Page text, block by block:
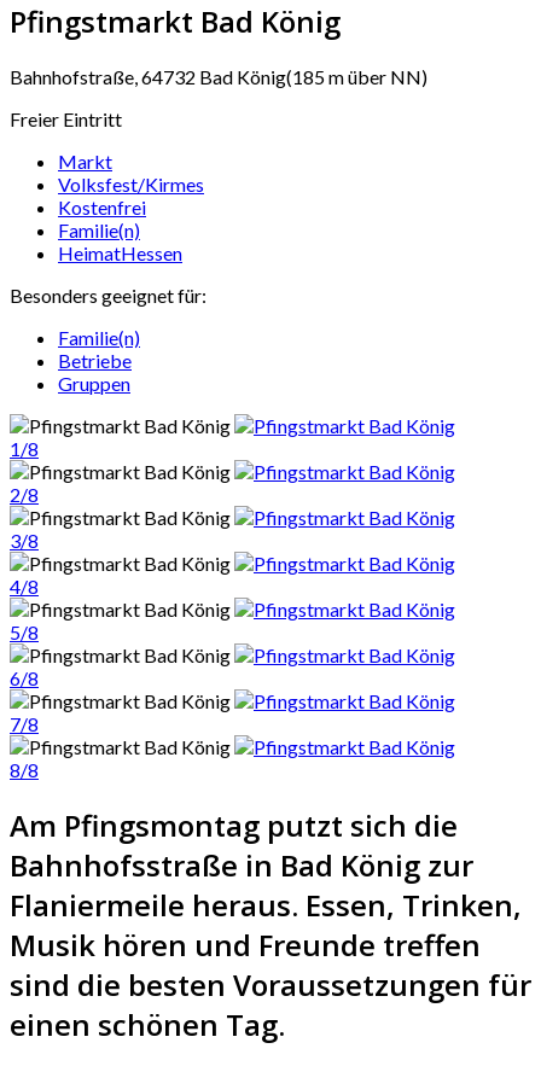
Pfingstmarkt Bad König
Bahnhofstraße, 64732 Bad König(185 m über NN)
Freier Eintritt
Markt
Volksfest/Kirmes
Kostenfrei
Familie(n)
HeimatHessen
Besonders geeignet für:
Familie(n)
Betriebe
Gruppen
1/8
2/8
3/8
4/8
5/8
6/8
7/8
8/8
Am Pfingsmontag putzt sich die
Bahnhofsstraße in Bad König zur
Flaniermeile heraus. Essen, Trinken,
Musik hören und Freunde treffen
sind die besten Voraussetzungen für
einen schönen Tag.